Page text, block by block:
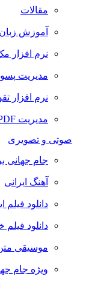
مقالات
آموزش زبان
نرم افزار مک
مدیریت پسورد
نرم افزار تقویم
مدیریت PDF
صوتی و تصویری
جام جهانی برزیل
آهنگ ایرانی
دانلود فیلم
دانلود فیلم
موسیقی متن
ویژه جام جهانی 2018 روسیه